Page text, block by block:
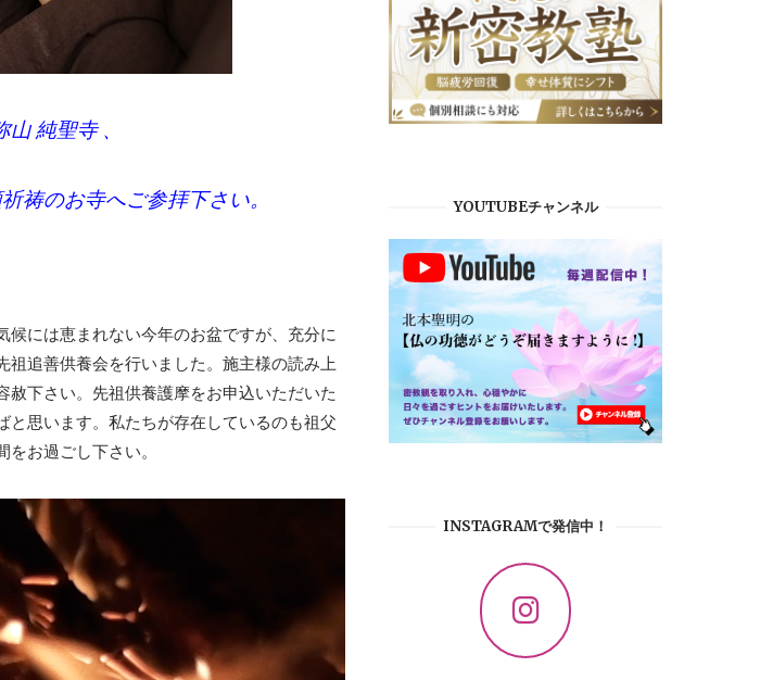
純聖寺 、
祷のお寺へご参拝下さい。
には恵まれない今年のお盆ですが、充分に
祖追善供養会を行いました。施主様の読み上
下さい。先祖供養護摩をお申込いただいた
思います。私たちが存在しているのも祖父
お過ごし下さい。
YOUTUBEチャンネル
INSTAGRAMで発信中！